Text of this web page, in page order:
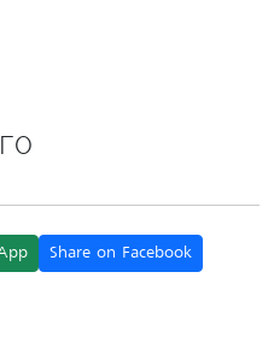
Share on Facebook